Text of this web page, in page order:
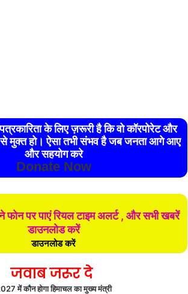
के लिए ज़रूरी है कि वो कॉरपोरेट और
मुक्त हो। ऐसा तभी संभव है जब जनता आगे आए
और सहयोग करे
Donate Now
फोन पर पाएं रियल टाइम अलर्ट , और सभी खबरें
डाउनलोड करें
डाउनलोड करें
जवाब जरूर दे
में कौन होगा हिमाचल का मुख्य मंत्री